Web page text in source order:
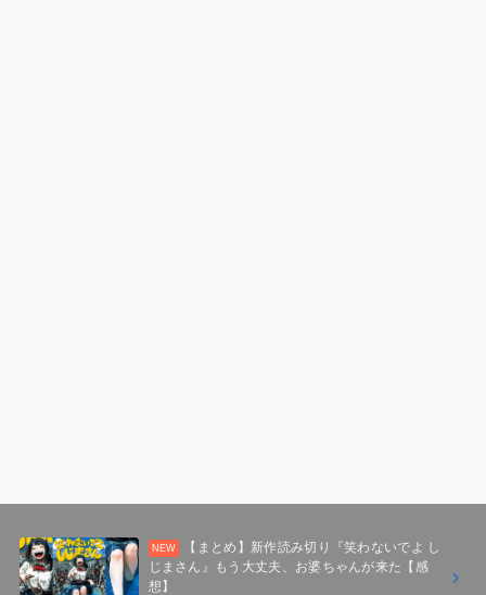
【まとめ】新作読み切り『笑わないでよ し
じまさん』もう大丈夫、お婆ちゃんが来た【感
想】